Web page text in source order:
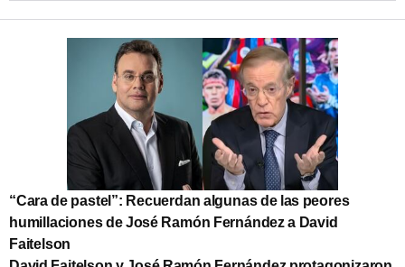
“Cara de pastel”: Recuerdan algunas de las peores
humillaciones de José Ramón Fernández a David
Faitelson